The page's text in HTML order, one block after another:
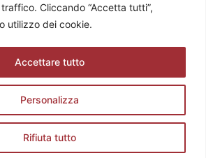
Cliccando “Accetta tutti”,
utilizzo dei cookie.
Personalizza
Rifiuta tutto
Accettare tutto
Strada del Vino e dei Sapori
25128 Brescia (BS)